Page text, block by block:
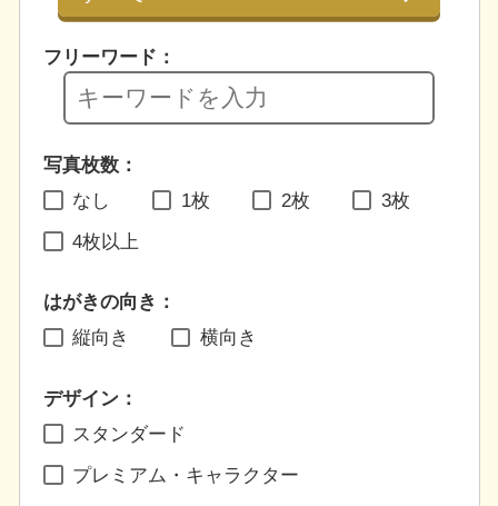
フリーワード：
写真枚数：
なし
1枚 2枚 3枚
4枚以上
はがきの向き：
縦向き
横向き
デザイン：
スタンダード
プレミアム・キャラクター